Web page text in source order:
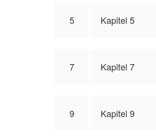
5 Kapitel 5
7 Kapitel 7
9 Kapitel 9